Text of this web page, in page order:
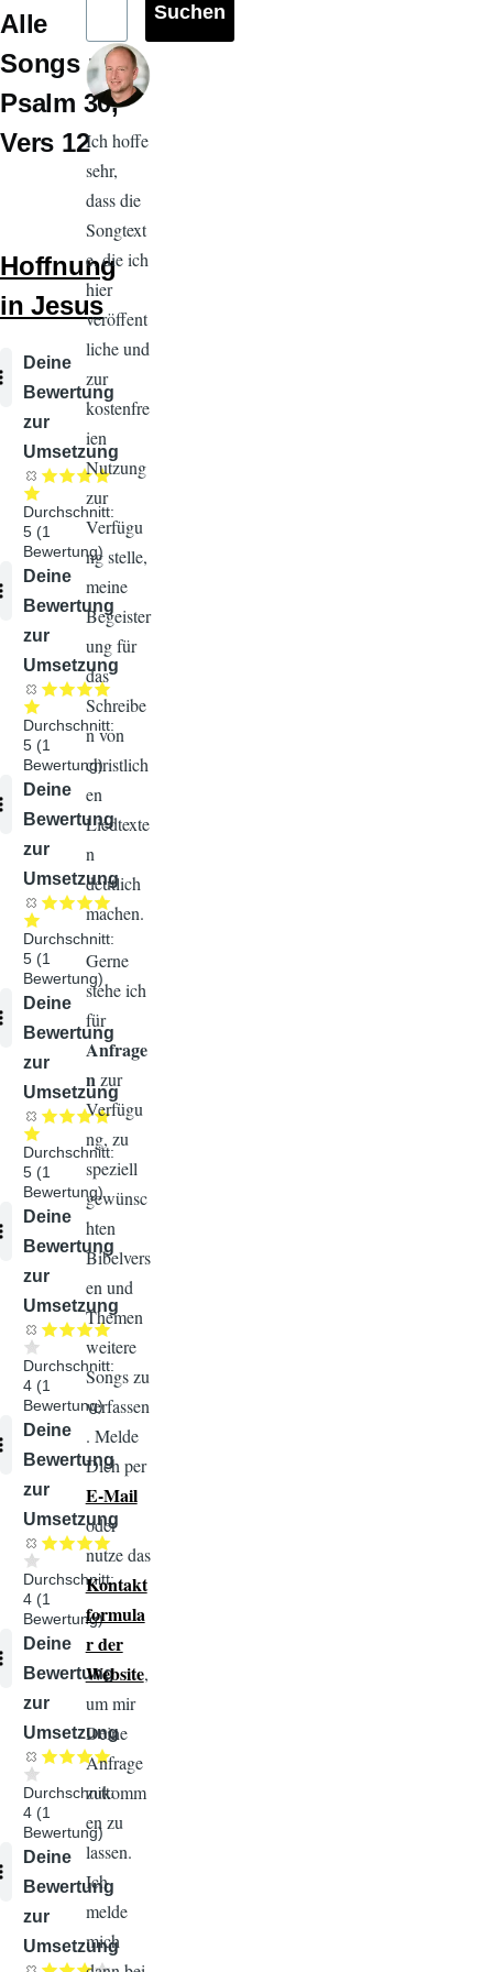
Alle
Songs zu
Psalm 30
Vers 12
Hoffnung
in Jesus
Audiodatei
Deine
Bewertung
zur
Umsetzung
Durchschnitt:
5 (1
Bewertung)
Audiodatei
Deine
Bewertung
zur
Umsetzung
Durchschnitt:
5 (1
Bewertung)
Audiodatei
Deine
Bewertung
zur
Umsetzung
Durchschnitt:
5 (1
Bewertung)
Audiodatei
Deine
Bewertung
zur
Umsetzung
Durchschnitt:
5 (1
Bewertung)
Audiodatei
Deine
Bewertung
zur
Umsetzung
Durchschnitt:
4 (1
Bewertung)
Audiodatei
Deine
Bewertung
zur
Umsetzung
Durchschnitt:
4 (1
Bewertung)
Audiodatei
Deine
Bewertung
zur
Umsetzung
Durchschnitt:
4 (1
Bewertung)
Audiodatei
Deine
Bewertung
zur
Umsetzung
Ich hoffe
sehr,
dass die
Songtext
e, die ich
hier
veröffent
liche und
zur
kostenfre
ien
Nutzung
zur
Verfügu
ng stelle,
meine
Begeister
ung für
das
Schreibe
n von
christlich
en
Liedtexte
n
deutlich
machen.
Gerne
stehe ich
für
Anfrage
n zur
Verfügu
ng, zu
speziell
gewünsc
hten
Bibelvers
en und
Themen
weitere
Songs zu
verfassen
. Melde
Dich per
E-Mail
oder
nutze das
Kontakt
formula
r der
Website,
um mir
Deine
Anfrage
zukomm
en zu
lassen.
Ich
melde
mich